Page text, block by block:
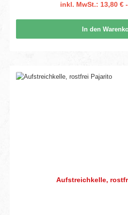
inkl. MwSt.: 13,80 €
In den
Aufstreichkelle,